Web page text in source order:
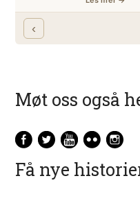
Møt oss også
Få nye